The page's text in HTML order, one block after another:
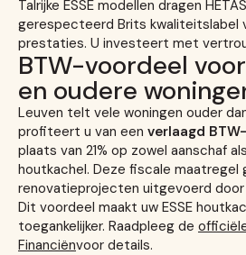
Talrijke ESSE modellen dragen
gerespecteerd Brits kwaliteitslabel
prestaties. U investeert met
BTW-voordeel
en oudere
Leuven telt vele woningen ouder
profiteert u van een verlaagd
plaats van 21% op zowel aanschaf
houtkachel. Deze fiscale
renovatieprojecten uitgevoerd door
Dit voordeel maakt uw ESSE
toegankelijker. Raadpleeg de
Financiënvoor details.